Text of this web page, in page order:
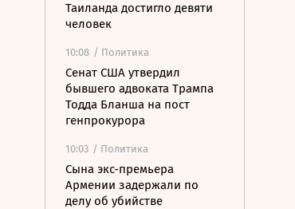
Таиланда достигло девяти
человек
10:08 / Политика
Сенат США утвердил
бывшего адвоката Трампа
Тодда Бланша на пост
генпрокурора
10:03 / Политика
Сына экс-премьера
Армении задержали по
делу об убийстве